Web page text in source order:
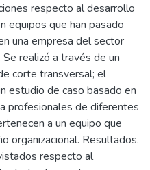
respecto al desarrollo
equipos que han pasado
una empresa del sector
realizó a través de un
corte transversal; el
estudio de caso basado en
profesionales de diferentes
a un equipo que
organizacional. Resultados.
respecto al